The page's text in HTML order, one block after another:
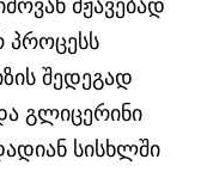
პროცესს
შედეგად
გლიცერინი
სისხლში